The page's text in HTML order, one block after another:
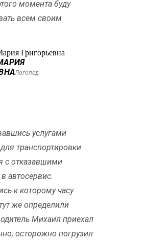
момента буду
всем своим
Логопед
услугами
транспортировки
с отказавшими
автосервис.
к которому часу
же определили
Михаил приехал
осторожно погрузил